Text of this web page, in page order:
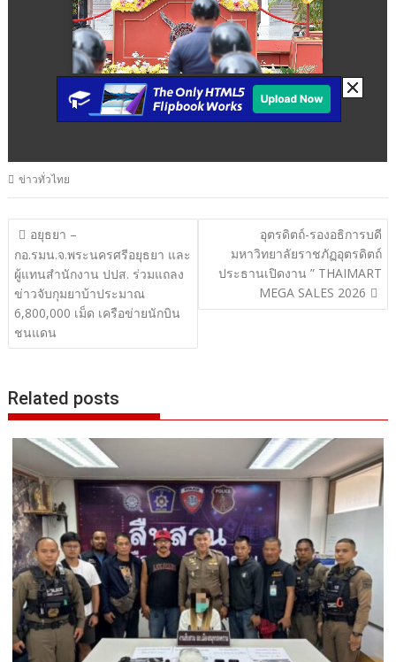
ข่าวทั่วไทย
แนะแนว
เรื่อง
อยุธยา –
กอ.รมน.จ.พระนครศรีอยุธยา และ
ผู้แทนสำนักงาน ปปส. ร่วมแถลง
ข่าวจับกุมยาบ้าประมาณ
6,800,000 เม็ด เครือข่ายนักบิน
ชนแดน
อุตรดิตถ์-รองอธิการบดี
มหาวิทยาลัยราชภัฏอุตรดิตถ์
ประธานเปิดงาน ” THAIMART
MEGA SALES 2026
Related posts